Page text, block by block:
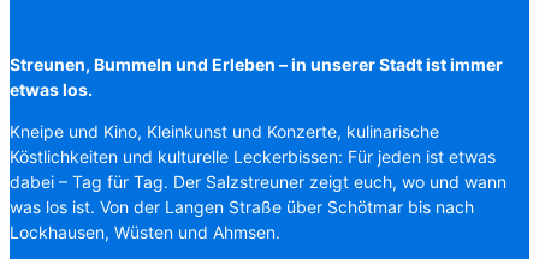
Streunen, Bummeln und Erleben – in unserer Stadt ist immer
etwas los.
Kneipe und Kino, Kleinkunst und Konzerte, kulinarische
Köstlichkeiten und kulturelle Leckerbissen: Für jeden ist etwas
dabei – Tag für Tag. Der Salzstreuner zeigt euch, wo und wann
was los ist. Von der Langen Straße über Schötmar bis nach
Lockhausen, Wüsten und Ahmsen.